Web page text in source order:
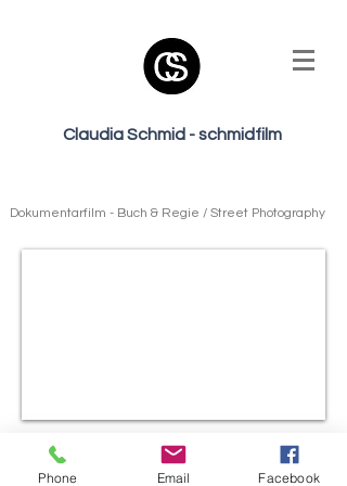
Claudia Schmid - schmidfilm
Dokumentarfilm - Buch & Regie / Street Photography
Phone Email Facebook